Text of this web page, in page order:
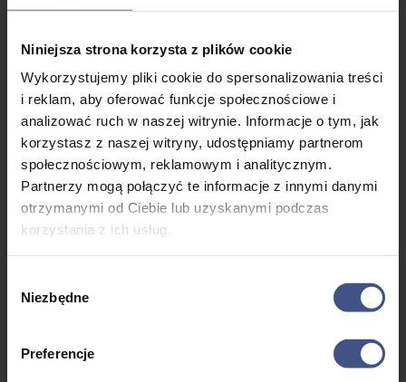
Niniejsza strona korzysta z plików cookie
Wykorzystujemy pliki cookie do spersonalizowania treści
i reklam, aby oferować funkcje społecznościowe i
analizować ruch w naszej witrynie. Informacje o tym, jak
korzystasz z naszej witryny, udostępniamy partnerom
społecznościowym, reklamowym i analitycznym.
Partnerzy mogą połączyć te informacje z innymi danymi
otrzymanymi od Ciebie lub uzyskanymi podczas
korzystania z ich usług.
zgody
Niezbędne
Preferencje
Dla osób, które jeszcze nie mają doświadczenia w żeglowaniu,
instruktorzy oferują kursy dla początkujących, gdzie można
zdobyć podstawowe umiejętności żeglarskie i odkryć pasję do
tej formy aktywności. Żeglowanie po Mazurach to szansa na
rozwijanie się i zdobywanie nowych umiejętności.
5. Spokój i relaks
Mazury są znane z pięknych, cichych miejsc, gdzie można
odpocząć i zrelaksować się. Pływanie po jeziorach, słuchanie
szumu fal i oddychanie świeżym powietrzem mają kojący
naprawdę zanurzyć się w atmosferze spokoju i relaksu.
Żeglowanie po Mazurach to wspaniała opcja dla rodzin. Bez